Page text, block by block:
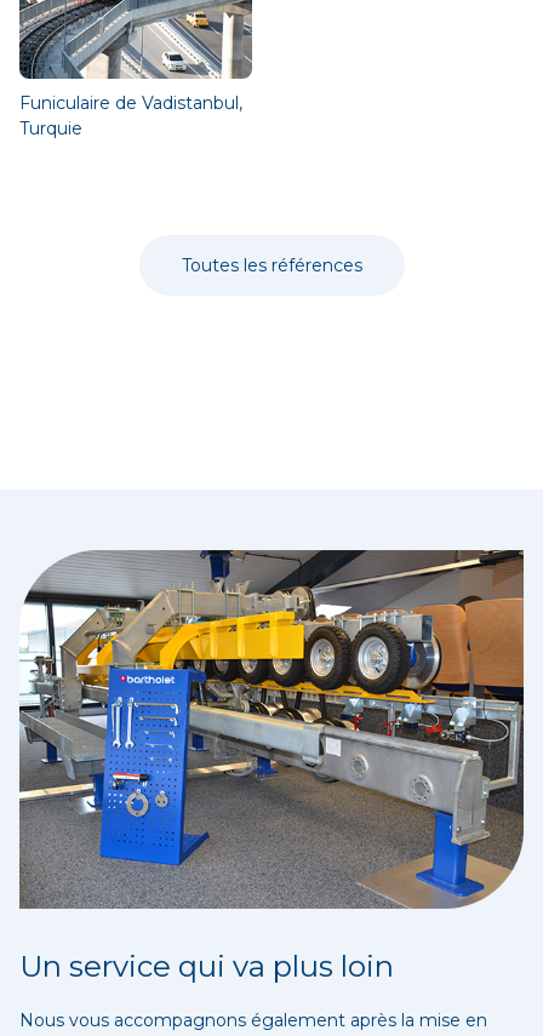
Funiculaire de Vadistanbul,
Turquie
Toutes les références
Un service qui va plus loin
Nous vous accompagnons également après la mise en